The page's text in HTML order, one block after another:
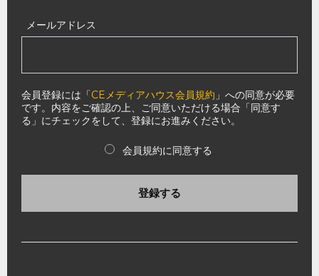
メールアドレス
会員登録には「CEメディアハウス会員規約 」への同意が必要
です。内容をご確認の上、ご同意いただける場合「同意す
る」にチェックをして、登録にお進みください。
会員規約に同意する
登録する